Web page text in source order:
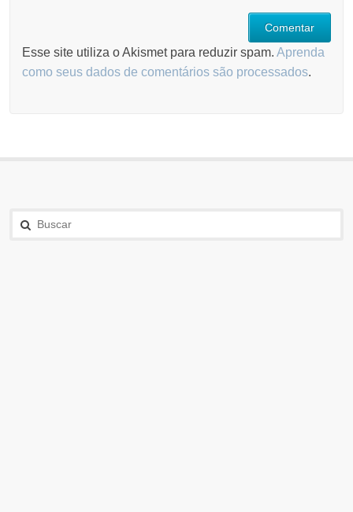
Esse site utiliza o Akismet para reduzir spam.Aprenda
como seus dados de comentários são processados.